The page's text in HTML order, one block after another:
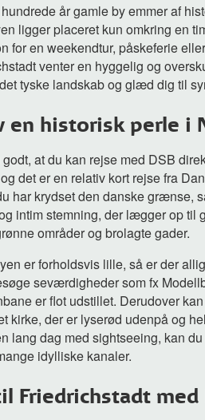
år gamle by emmer af
ligger placeret kun omkring en
for en weekendtur, påskeferie
venter en hyggelig og
tyske landskab og glæd dig til
en historisk perle i
at du kan rejse med DSB
det er en relativ kort rejse fra
har krydset den danske grænse,
intim stemning, der lægger op til
områder og brolagte gader.
er forholdsvis lille, så er der
seværdigheder som fx
er flot udstillet. Derudover
kirke, der er lyserød udenpå og
lang dag med sightseeing, kan
idylliske kanaler.
Friedrichstadt med